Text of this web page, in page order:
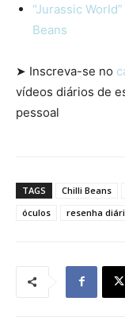
“Jurassic
Beans
➤ Inscreva-se no
vídeos diários de
pessoal
TAGS Chilli Beans
óculos
resenha